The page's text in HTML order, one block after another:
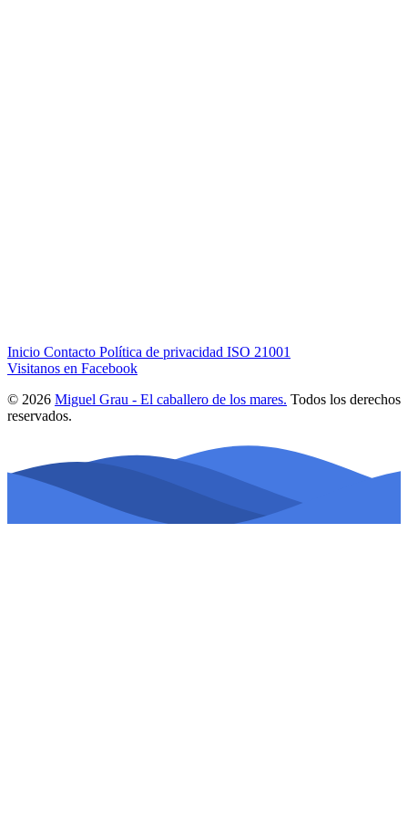
Inicio Contacto Política de privacidad ISO 21001
Visitanos en Facebook
© 2026 Miguel Grau - El caballero de los mares. Todos los derechos
reservados.